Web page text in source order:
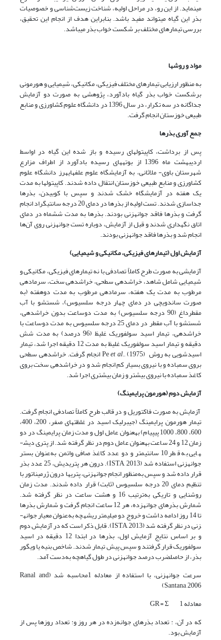
می­نماید. از این رو، در مراحل اولیه، شناخت زیست‌شناسی و خصوصیات
بذر این گیاه می­تواند مفید باشد. بنابراین هدف از انجام این تحقیق،
بررسی تیمارهای مختلف بر شکست خواب بذر می­باشد.
مواد و روش­ها
به منظور ارزیابی تیمارهای مختلف فیزیکی، مکانیکی، شیمیایی و هورمونی
برشکست خواب بذر گیاه بادآورد، پژوهشی به صورت دو آزمایش
جداگانه در سه تکرار، در سال 1396 در دانشگاه علوم کشاورزی و منابع
طبیعی خوزستان انجام گرفت.
جمع آوری بذرها
پس از برداشت، کاپیتول­های رسیده و باز شده این گیاه در اواسط
اردیبهشت ماه 1396 از بوته­های رسیده بادآورد از اطراف مزارع
شهرستان باوی- ملاثانی، به آزمایشگاه علوم علف­های­هرز دانشگاه علوم
کشاورزی و منابع طبیعی خوزستان انتقال داده شدند. کاپیتول­ها به مدت
یک هفته در آزمایشگاه خشک شدند و سپس با کوبیدن، بذرها
جداسازی شدند. تست اولیه از بذرها در دمای 20 درجه سانتیگراد انجام
گرفت و بذرها فاقد جوانه­زنی بودند. بذرها به مدت شش­ماه در دمای
اتاق نگهداری شدند و قبل از آزمایش، دوباره تست جوانه­زنی روی آن‌ها
انجام شد و بذرها فاقد جوانه­زنی بودند.
آزمایش اول (تیمارهای فیزیکی، مکانیکی و شیمیایی)
آزمایشی به صورت طرح کاملاً تصادفی با نه تیمارهای فیزیکی، مکانیکی و
شیمیایی شامل شاهد، خراش­دهی سطحی، خراش­دهی سخت، سرمادهی
مرطوب به مدت یک هفته، سرمادهی مرطوب به مدت دوهفته (به
صورت ساندویچی در دمای چهار درجه سلسیوس)، شستشو با آب
مقطرداغ (90 درجه سلسیوس) به مدت دوساعت بدون خراش­دهی،
شستشو با آب مقطر در دمای 25 درجه سلسیوس به مدت دوساعت با
خراش­دهی، تیمار اسید سولفوریک غلیظ (96 درصد) به مدت شش
دقیقه و تیمار اسید سولفوریک غلیظ به مدت 12 دقیقه اجرا شد، تیمار
اسید­شویی به روش Pe et al ., (1975) انجام گرفت. خراش­دهی سطحی
بروی سمباده و با نیروی بسیار کم انجام شد و در خراش­دهی سخت بروی
کاغذ سمباده با نیروی بیشتر و زمان بیشتری اجرا شد.
آزمایش دوم (هورمون پرایمینگ)
آزمایش به صورت فاکتوریل و در قالب طرح کاملاً تصادفی انجام گرفت.
تیمار هورمون پرایمینگ (جیبرلیک اسید در غلظت­های صفر، 200، 400،
600، 800، 1000 پی­پی­ام) به­عنوان عامل اول و مدت زمان پرایمینگ در دو
زمان 12 و 24 ساعت به­عنوان عامل دوم در نظر گرفته شد. از پتری دیش­
هایی به قطر 10 سانتی­متر و دو عدد کاغذ صافی واتمن به‌عنوان بستر
جوانه­زنی استفاده شد (ISTA, 2013). درون هر پتری­دیش، 25 عدد بذر
قرار داده شد و سپس به‌منظور انجام جوانه­زنی، پتری­ها درون ژرمیناتور با
تنظیم دمای 20 درجه سلسیوس (ثابت) قرار داده شدند. مدت زمان
روشنایی و تاریکی به‌ترتیب 16 و هشت ساعت در نظر گرفته شد.
شمارش بذرهای جوانه­زده، هر 12 ساعت انجام گرفت و شمارش بذرها
تا 14 روز ادامه داشت و خروج دو میلی­متر ریشه­چه به‌عنوان معیار جوانه­
زنی در نظر گرفته شد (ISTA, 2013). قابل ذکر است که در آزمایش دوم
و بر اساس نتایج آزمایش اول، بذرها در ابتدا 12 دقیقه در اسید
سولفوریک قرار گرفتند و سپس پیش تیمار شدند. شاخص بنیه یا ویگور
بذر، از حاصلضرب درصد جوانه­زنی در طول گیاهچه به‌دست آمد.
سرعت جوانه­زنی، با استفاده از معادله 1محاسبه شد (Ranal and
Santana, 2006)
معادله 1 GR = Σ
که در آن، : تعداد بذرهای جوانه‌زده در هر روز و: تعداد روزها پس از
آزمایش بود.